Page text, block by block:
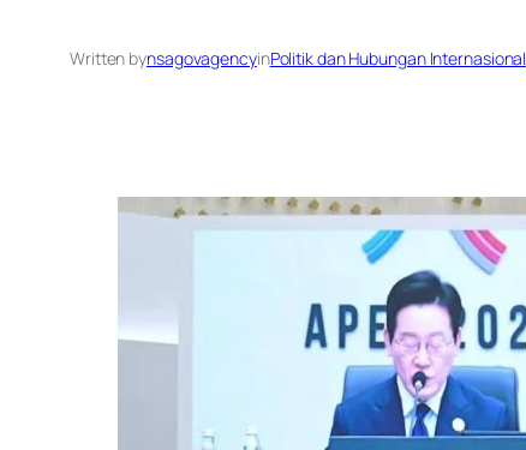
Written bynsagovagencyinPolitik dan Hubungan Internasional